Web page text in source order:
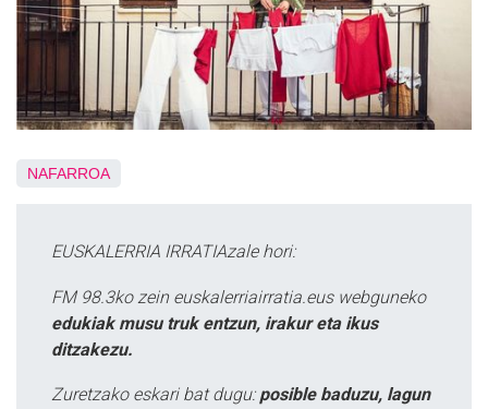
NAFARROA
EUSKALERRIA IRRATIAzale hori:
FM 98.3ko zein euskalerriairratia.eus webguneko
edukiak musu truk entzun, irakur eta ikus
ditzakezu.
Zuretzako eskari bat dugu: posible baduzu, lagun